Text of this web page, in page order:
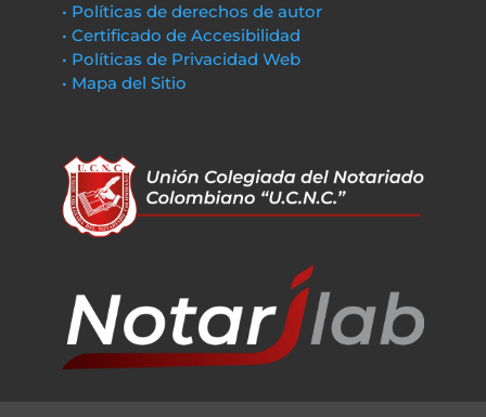
• Políticas de derechos de autor
• Certificado de Accesibilidad
• Políticas de Privacidad Web
• Mapa del Sitio